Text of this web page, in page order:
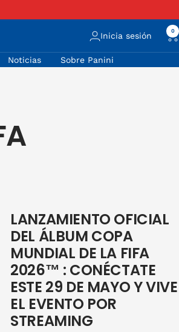
Inicia sesión 0
Noticias Sobre Panini
LANZAMIENTO OFICIAL
DEL ÁLBUM COPA
MUNDIAL DE LA FIFA
2026™ : CONÉCTATE
ESTE 29 DE MAYO Y VIVE
EL EVENTO POR
STREAMING